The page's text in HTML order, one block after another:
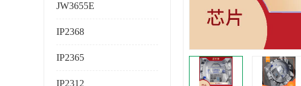
JW3655E
IP2368
IP2365
IP2312